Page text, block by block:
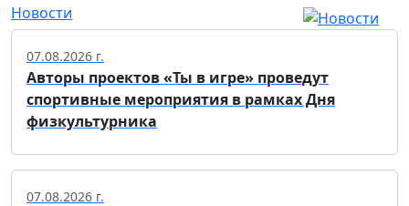
Новости
07.08.2026 г.
Авторы проектов «Ты в игре» проведут
спортивные мероприятия в рамках Дня
физкультурника
07.08.2026 г.